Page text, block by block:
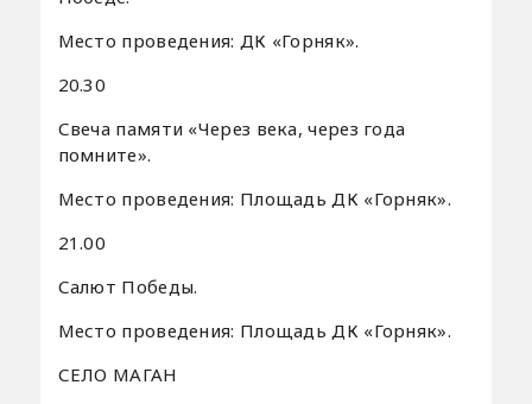
Место проведения: ДК «Горняк».
20.30
Свеча памяти «Через века, через года
помните».
Место проведения: Площадь ДК «Горняк».
21.00
Салют Победы.
Место проведения: Площадь ДК «Горняк».
СЕЛО МАГАН